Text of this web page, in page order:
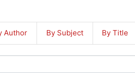
Author By Subject By Title